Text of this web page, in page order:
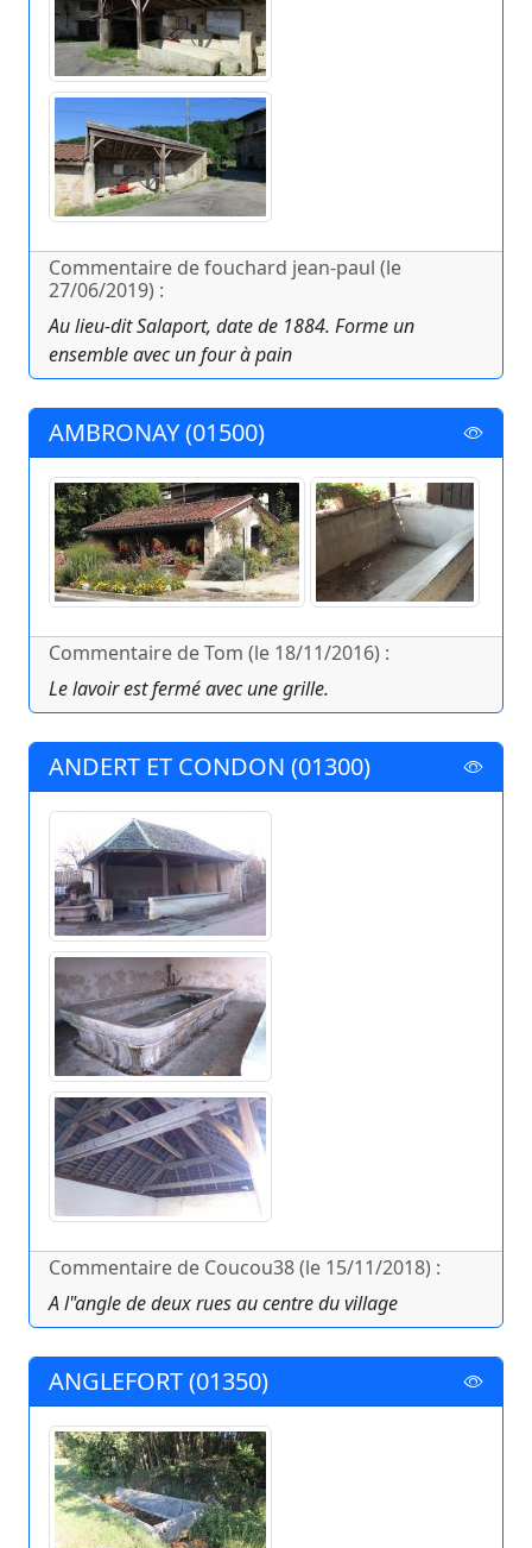
Commentaire de fouchard jean-paul (le
27/06/2019) :
Au lieu-dit Salaport, date de 1884. Forme un
ensemble avec un four à pain
AMBRONAY (01500)
Commentaire de Tom (le 18/11/2016) :
Le lavoir est fermé avec une grille.
ANDERT ET CONDON (01300)
Commentaire de Coucou38 (le 15/11/2018) :
A l"angle de deux rues au centre du village
ANGLEFORT (01350)